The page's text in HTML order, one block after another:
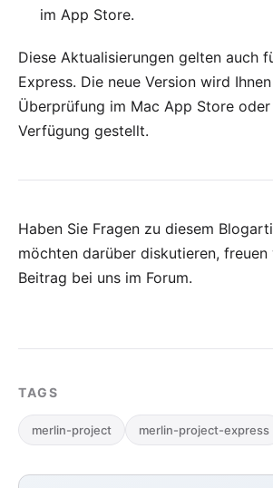
im App Store.
Diese Aktualisierungen gelten auch
Express. Die neue Version wird
Überprüfung im Mac App Store
Verfügung gestellt.
Haben Sie Fragen zu diesem
möchten darüber diskutieren, freuen
Beitrag bei uns im Forum.
TAGS
merlin-project merlin-project-express